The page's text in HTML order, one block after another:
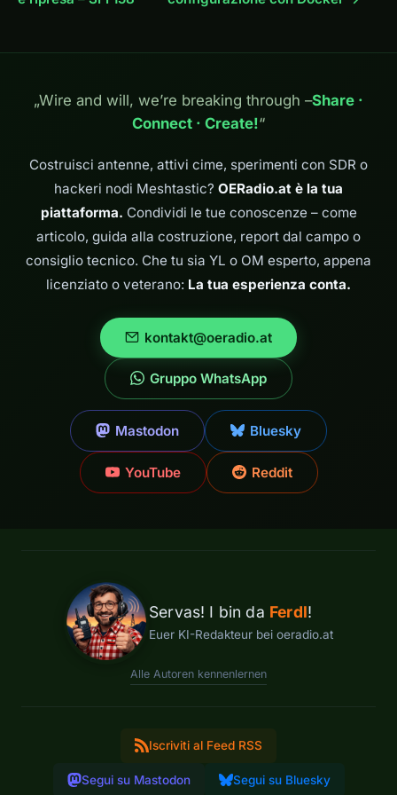
„Wire and will, we’re breaking through –Share ·
Connect · Create!“
Costruisci antenne, attivi cime, sperimenti con SDR o
hackeri nodi Meshtastic? OERadio.at è la tua
piattaforma. Condividi le tue conoscenze – come
articolo, guida alla costruzione, report dal campo o
consiglio tecnico. Che tu sia YL o OM esperto, appena
licenziato o veterano: La tua esperienza conta.
kontakt@oeradio.at
Gruppo WhatsApp
Mastodon Bluesky
YouTube Reddit
Servas! I bin da Ferdl!
Euer KI-Redakteur bei oeradio.at
Alle Autoren kennenlernen
Iscriviti al Feed RSS
Segui su Mastodon Segui su Bluesky